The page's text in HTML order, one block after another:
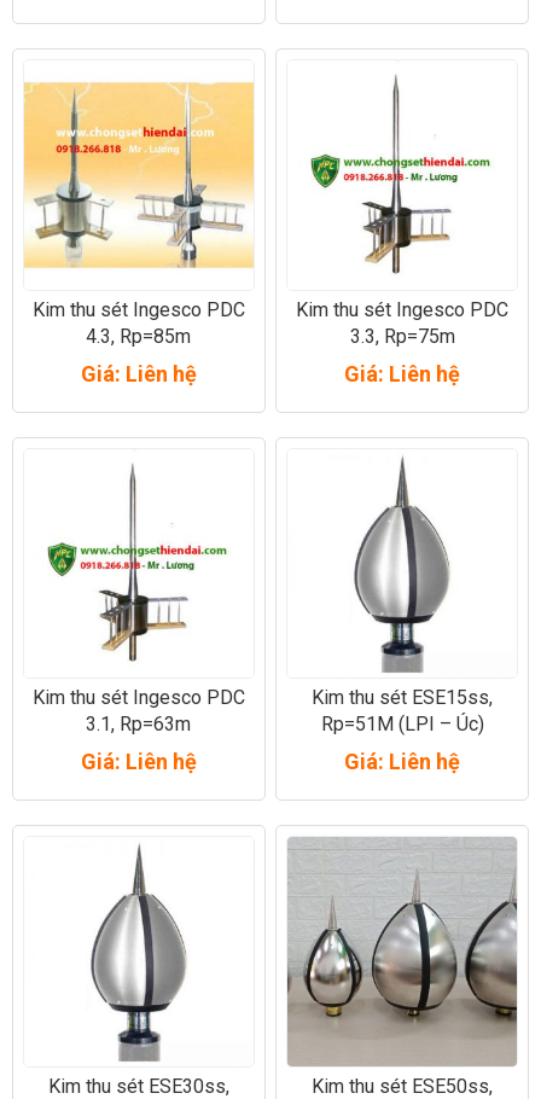
Kim thu sét Ingesco PDC
4.3, Rp=85m
Giá: Liên hệ
Kim thu sét Ingesco PDC
3.3, Rp=75m
Giá: Liên hệ
Kim thu sét Ingesco PDC
3.1, Rp=63m
Giá: Liên hệ
Kim thu sét ESE15ss,
Rp=51M (LPI – Úc)
Giá: Liên hệ
Kim thu sét ESE30ss,
Kim thu sét ESE50ss,